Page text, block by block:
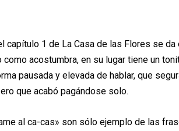
1 de La Casa de las Flores se da
acostumbra, en su lugar tiene un
pausada y elevada de hablar, que
que acabó pagándose solo.
al ca-cas» son sólo ejemplo de las